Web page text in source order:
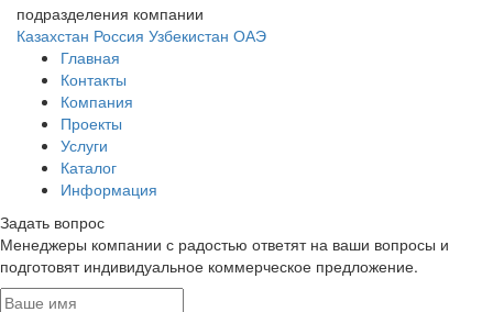
подразделения компании
Казахстан Россия Узбекистан ОАЭ
Главная
Контакты
Компания
Проекты
Услуги
Каталог
Информация
Задать вопрос
Менеджеры компании с радостью ответят на ваши вопросы и
подготовят индивидуальное коммерческое предложение.